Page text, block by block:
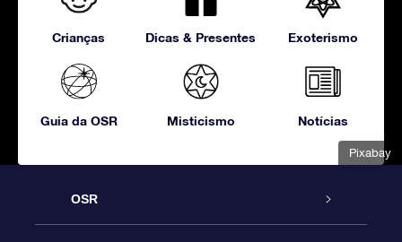
Pixabay
Crianças Dicas & Presentes Exoterismo
Guia da OSR Misticismo Notícias
OSR